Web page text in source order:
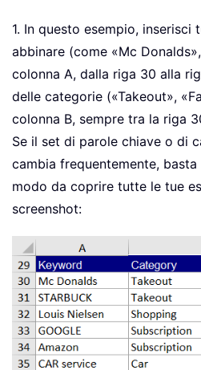
1. In questo esempio,
abbinare (come «Mc
colonna A, dalla riga 30 alla
delle categorie («Takeout»,
colonna B, sempre tra la riga
Se il set di parole chiave o di
cambia frequentemente,
modo da coprire tutte le tue
screenshot: